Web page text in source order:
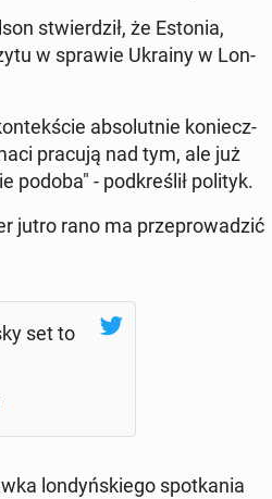
stwier­dził, że Estonia,
w sprawie Ukrainy w Lon­
ab­so­lut­nie ko­niecz­
pracują nad tym, ale już
podoba" - pod­kre­ślił polityk.
jutro rano ma prze­pro­wa­dzić
set to
lon­dyń­skie­go spo­tka­nia